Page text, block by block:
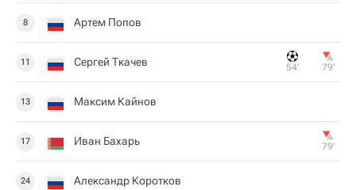
8 Артем Попов
11 Сергей Ткачев 54‎’‎ 79‎’‎
13 Максим Кайнов
17 Иван Бахарь 79‎’‎
24 Александр Коротков